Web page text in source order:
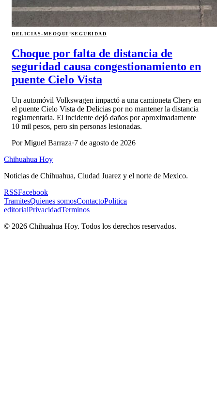
DELICIAS-MEOQUI ·SEGURIDAD
Choque por falta de distancia de
seguridad causa congestionamiento en
puente Cielo Vista
Un automóvil Volkswagen impactó a una camioneta Chery en
el puente Cielo Vista de Delicias por no mantener la distancia
reglamentaria. El incidente dejó daños por aproximadamente
10 mil pesos, pero sin personas lesionadas.
PorMiguel Barraza·7 de agosto de 2026
Chihuahua Hoy
Noticias de Chihuahua, Ciudad Juarez y el norte de Mexico.
RSSFacebook
TramitesQuienes somosContactoPolitica
editorialPrivacidadTerminos
© 2026 Chihuahua Hoy. Todos los derechos reservados.